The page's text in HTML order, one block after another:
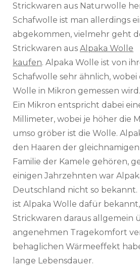
Strickwaren aus Naturwolle
Schafwolle ist man allerdings
abgekommen, vielmehr geht
Strickwaren aus Alpaka Wolle
kaufen. Alpaka Wolle ist von
Schafwolle sehr ähnlich, wobei
Wolle in Mikron gemessen wird.
Ein Mikron entspricht dabei
Millimeter, wobei je höher die
umso gröber ist die Wolle.
den Haaren der
Familie der Kamele gehören,
einigen Jahrzehnten war
Deutschland nicht so bekannt.
ist Alpaka Wolle dafür bekannt,
Strickwaren daraus allgemein
angenehmen Tragekomfort
behaglichen Wärmeeffekt
lange Lebensdauer.